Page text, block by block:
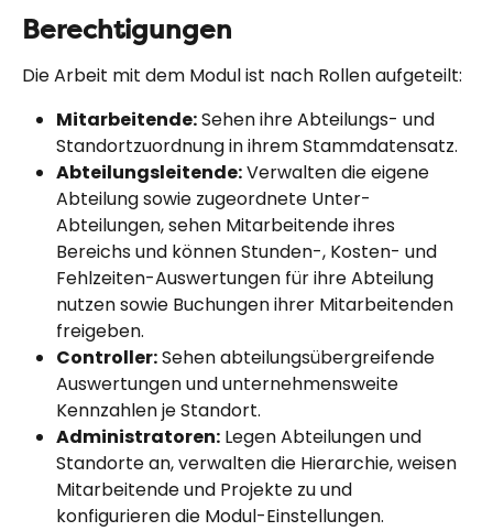
Berechtigungen
Die Arbeit mit dem Modul ist nach Rollen aufgeteilt:
Mitarbeitende: Sehen ihre Abteilungs- und
Standortzuordnung in ihrem Stammdatensatz.
Abteilungsleitende: Verwalten die eigene
Abteilung sowie zugeordnete Unter-
Abteilungen, sehen Mitarbeitende ihres
Bereichs und können Stunden-, Kosten- und
Fehlzeiten-Auswertungen für ihre Abteilung
nutzen sowie Buchungen ihrer Mitarbeitenden
freigeben.
Controller: Sehen abteilungsübergreifende
Auswertungen und unternehmensweite
Kennzahlen je Standort.
Administratoren: Legen Abteilungen und
Standorte an, verwalten die Hierarchie, weisen
Mitarbeitende und Projekte zu und
konfigurieren die Modul-Einstellungen.